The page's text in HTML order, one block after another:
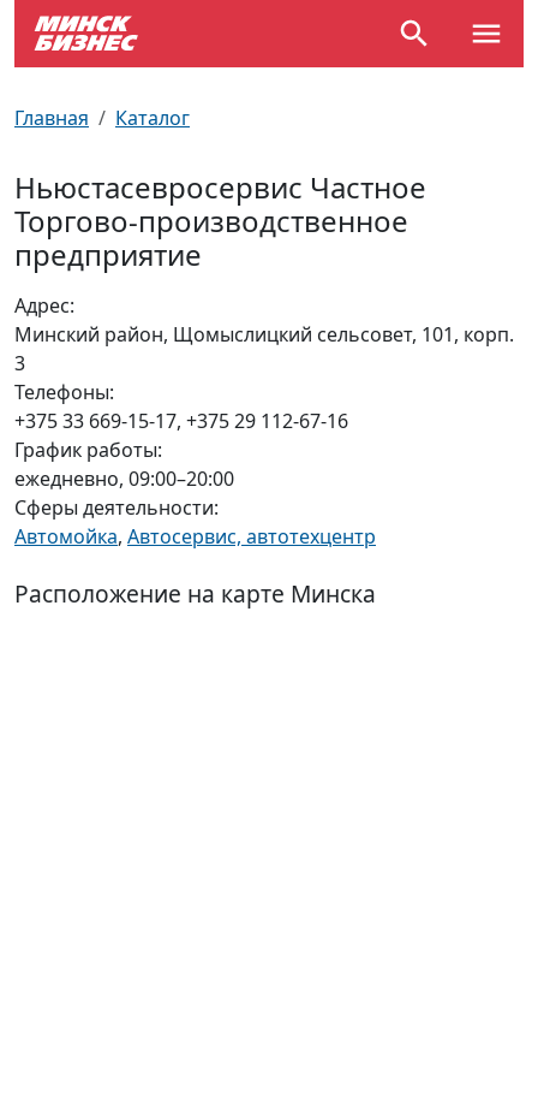
Главная Каталог
Ньюстасевросервис Частное
Торгово-производственное
предприятие
Адрес:
Минский район, Щомыслицкий сельсовет, 101, корп.
3
Телефоны:
+375 33 669-15-17, +375 29 112-67-16
График работы:
ежедневно, 09:00–20:00
Сферы деятельности:
Автомойка, Автосервис, автотехцентр
Расположение на карте Минска
Возле метро
Почтовые индексы
Улицы Минска
Производственный календарь
Документы для ЗАГСа
Схема метро
Пробки на дорогах
Самолеты